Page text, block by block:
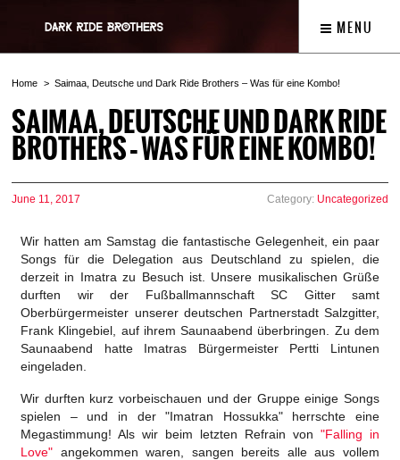
MENU
Home Saimaa, Deutsche und Dark Ride Brothers – Was für eine Kombo!
SAIMAA, DEUTSCHE UND DARK RIDE
BROTHERS – WAS FÜR EINE KOMBO!
June 11, 2017 Category: Uncategorized
Wir hatten am Samstag die fantastische Gelegenheit, ein paar
Songs für die Delegation aus Deutschland zu spielen, die
derzeit in Imatra zu Besuch ist. Unsere musikalischen Grüße
durften wir der Fußballmannschaft SC Gitter samt
Oberbürgermeister unserer deutschen Partnerstadt Salzgitter,
Frank Klingebiel, auf ihrem Saunaabend überbringen. Zu dem
Saunaabend hatte Imatras Bürgermeister Pertti Lintunen
eingeladen.
Wir durften kurz vorbeischauen und der Gruppe einige Songs
spielen – und in der "Imatran Hossukka" herrschte eine
Megastimmung! Als wir beim letzten Refrain von "Falling in
Love" angekommen waren, sangen bereits alle aus vollem